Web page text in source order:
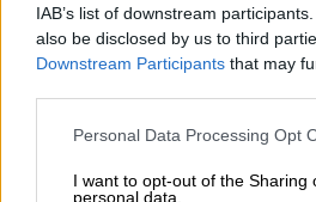
IAB’s list of downstream
also be disclosed by us to third
Downstream Participants that may
Personal Data Processing Opt
I want to opt-out of the Sharing
personal data.